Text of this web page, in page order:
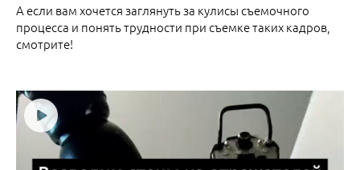
А если вам хочется заглянуть за кулисы съемочного
процесса и понять трудности при съемке таких кадров,
смотрите!